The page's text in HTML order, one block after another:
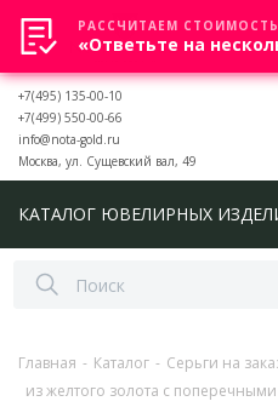
+7(495) 135-00-10
+7(499) 550-00-66
info@nota-gold.ru
Москва, ул. Сущевский вал, 49
КАТАЛОГ ЮВЕЛИРНЫХ
Главная - Каталог - Серьги на
из желтого золота с
РАССЧИТАЕМ
«Ответьте на